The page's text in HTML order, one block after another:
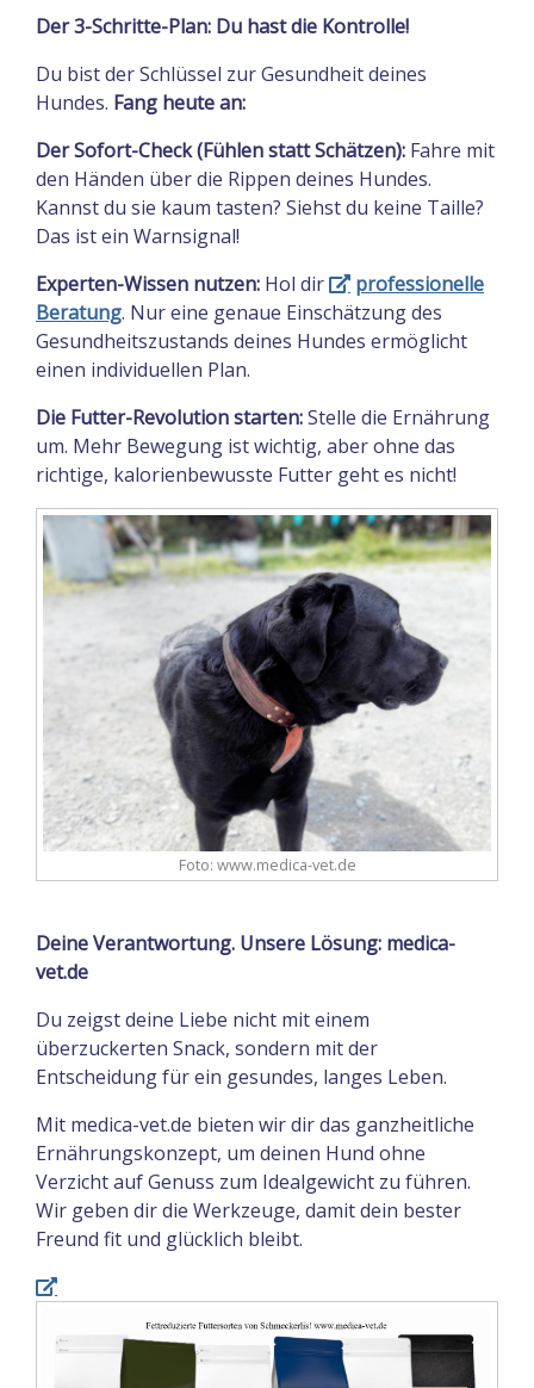
Der 3-Schritte-Plan: Du hast die Kontrolle!
Du bist der Schlüssel zur Gesundheit deines
Hundes. Fang heute an:
Der Sofort-Check (Fühlen statt Schätzen): Fahre mit
den Händen über die Rippen deines Hundes.
Kannst du sie kaum tasten? Siehst du keine Taille?
Das ist ein Warnsignal!
Experten-Wissen nutzen: Hol dir
professionelle
Beratung. Nur eine genaue Einschätzung des
Gesundheitszustands deines Hundes ermöglicht
einen individuellen Plan.
Die Futter-Revolution starten:Stelle die Ernährung
um. Mehr Bewegung ist wichtig, aber ohne das
richtige, kalorienbewusste Futter geht es nicht!
Foto: www.medica-vet.de
Deine Verantwortung. Unsere Lösung: medica-
vet.de
Du zeigst deine Liebe nicht mit einem
überzuckerten Snack, sondern mit der
Entscheidung für ein gesundes, langes Leben.
Mit medica-vet.de bieten wir dir das ganzheitliche
Ernährungskonzept, um deinen Hund ohne
Verzicht auf Genuss zum Idealgewicht zu führen.
Wir geben dir die Werkzeuge, damit dein bester
Freund fit und glücklich bleibt.